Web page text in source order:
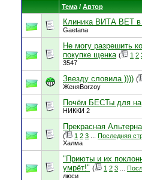
Тема / Автор
Клиника ВИТА ВЕТ в
Gaetana
Не могу разрешить
покупке щенка ( 1 2
3547
Звезду словила )))) (
ЖеняBorzoy
Почём БЕСТы для
НИККИ 2
Прекрасная
( 1 2 3 Последняя
Халма
"Приюты и их
умрёт!" ( 1 2 3
люси